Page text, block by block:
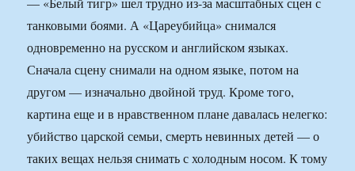
танковыми боями. А «Цареубийца» снимался
одновременно на русском и английском языках.
Сначала сцену снимали на одном языке, потом на
другом — изначально двойной труд. Кроме того,
картина еще и в нравственном плане давалась нелегко:
убийство царской семьи, смерть невинных детей — о
таких вещах нельзя снимать с холодным носом. К тому